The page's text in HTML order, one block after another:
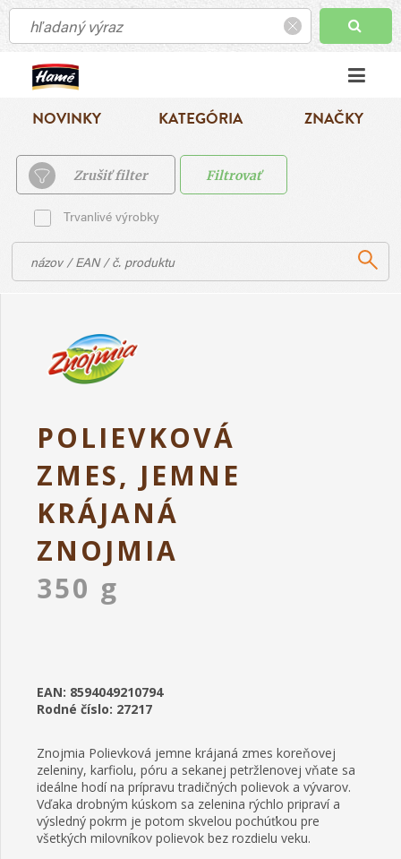
NOVINKY KATEGÓRIA ZNAČKY
Zrušiť filter Filtrovať
Trvanlivé výrobky
POLIEVKOVÁ
ZMES, JEMNE
KRÁJANÁ
ZNOJMIA
350 g
EAN: 8594049210794
Rodné číslo: 27217
Znojmia Polievková jemne krájaná zmes koreňovej
zeleniny, karfiolu, póru a sekanej petržlenovej vňate sa
ideálne hodí na prípravu tradičných polievok a vývarov.
Vďaka drobným kúskom sa zelenina rýchlo pripraví a
výsledný pokrm je potom skvelou pochúťkou pre
všetkých milovníkov polievok bez rozdielu veku.